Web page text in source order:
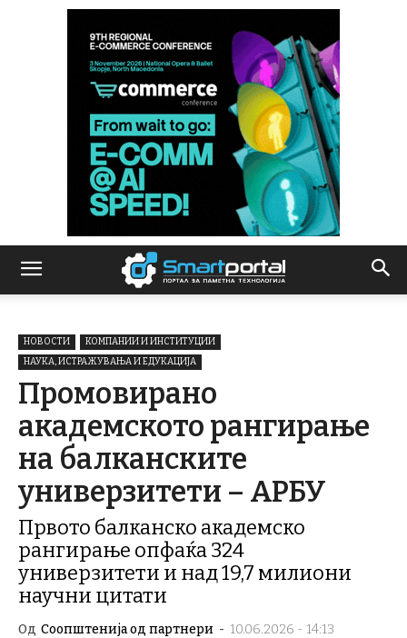
НОВОСТИ
КОМПАНИИ И ИНСТИТУЦИИ
НАУКА, ИСТРАЖУВАЊА И ЕДУКАЦИЈА
Промовирано
академското рангирање
на балканските
универзитети – АРБУ
Првото балканско академско
рангирање опфаќа 324
универзитети и над 19,7 милиони
научни цитати
Од Соопштенија од партнери - 10.06.2026 - 14:13